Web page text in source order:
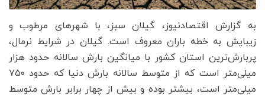
به گزارش اقتصادنیوز، گیلان سبز، با شهرهای مرطوب و
زیبایش به خطه باران معروف است. گیلان در شرایط نرمال،
پربارش‌ترین استان کشور با میانگین بارش سالانه حدود هزار
میلی‌متر است که از متوسط سالانه بارش دنیا که حدود ۷۵۰
میلی‌متر است، بیشتر بوده و بیش از چهار برابر بارش متوسط